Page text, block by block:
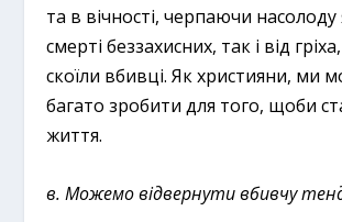
та в вічності, черпаючи насолоду
смерті беззахисних, так і від
скоїли вбивці. Як християни, ми
багато зробити для того, щоби
життя.
в. Можемо відвернути вбивчу